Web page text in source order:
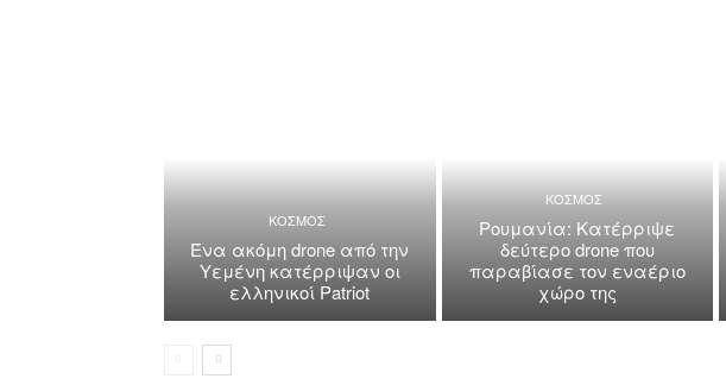
ΚΟΣΜΟΣ
Ένα ακόμη drone από την
Υεμένη κατέρριψαν οι
ελληνικοί Patriot
ΚΟΣΜΟΣ
Ρουμανία: Κατέρριψε
δεύτερο drone που
παραβίασε τον εναέριο
χώρο της